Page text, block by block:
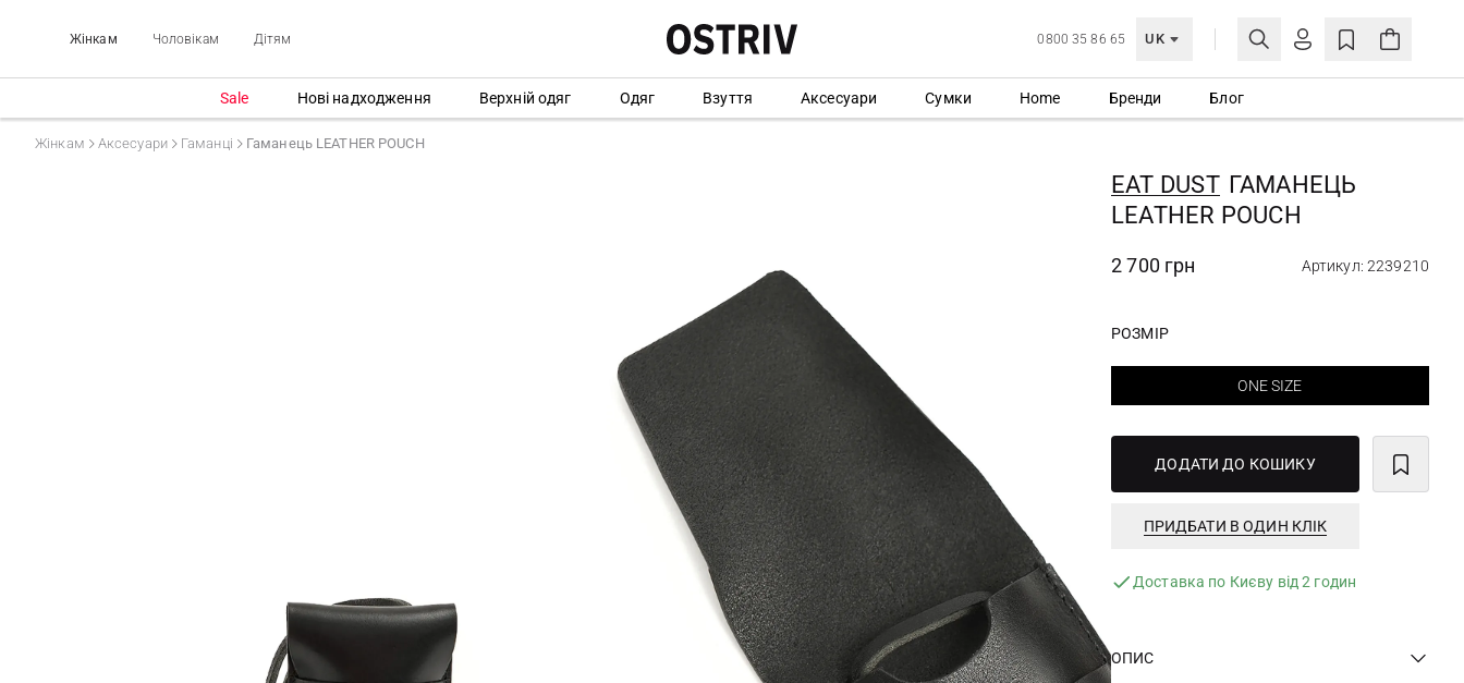
Жінкам Чоловікам Дітям 0800 35 86 65 UK
МОЯ ОБЛІКІВКА
Ще не зареєстровані?
СТВОРИТИ ОБЛІКІВКУ
Sale Нові надходження Верхній одяг Одяг Взуття Аксесуари Сумки Home Бренди Блог
Жінкам Аксесуари Гаманці Гаманець LEATHER POUCH
EAT DUST ГАМАНЕЦЬ
LEATHER POUCH
2 700 грн Артикул: 2239210
РОЗМІР
ONE SIZE
ДОДАТИ ДО КОШИКУ
ПРИДБАТИ В ОДИН КЛІК
Доставка по Києву від 2 годин
ОПИС